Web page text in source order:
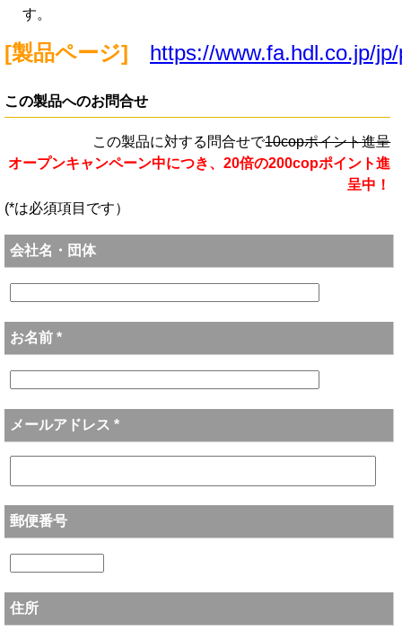
す。
[製品ページ] https://www.fa.hdl.co.jp/
この製品へのお問合せ
この製品に対する問合せで10copポイント進呈
オープンキャンペーン中につき、20倍の200copポイント進
呈中！
(*は必須項目です）
会社名・団体
お名前 *
メールアドレス *
郵便番号
住所